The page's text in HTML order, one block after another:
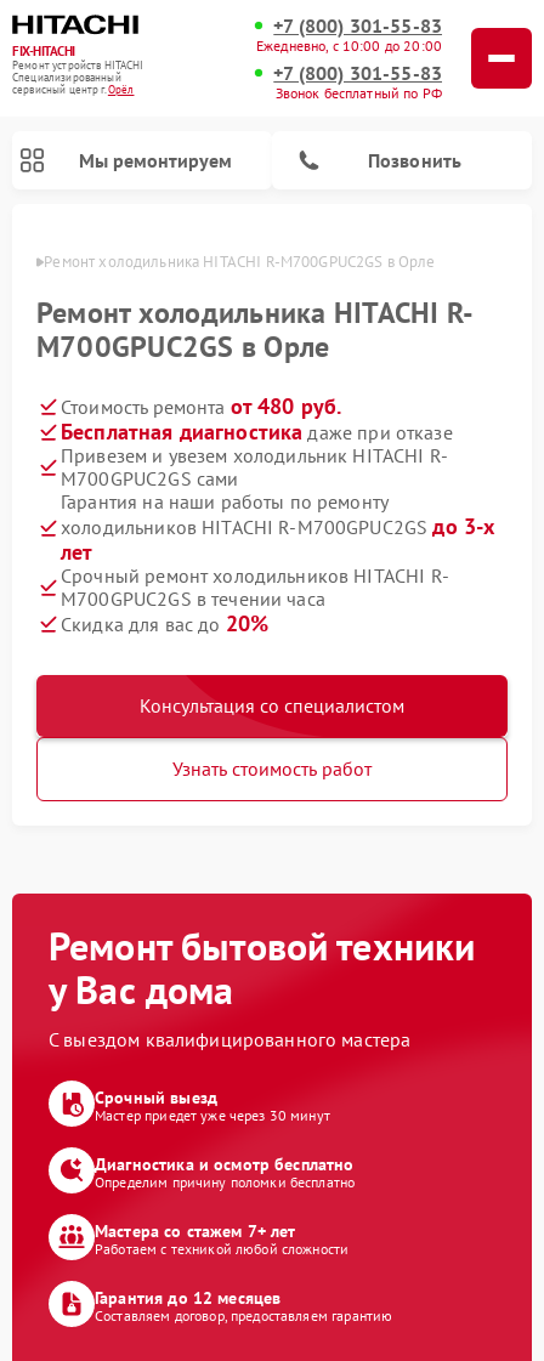
FIX-HITACHI
Ремонт устройств HITACHI
Специализированный
cервисный центр г.Орёл
+7 (800) 301-55-83
Ежедневно, с 10:00 до 20:00
+7 (800) 301-55-83
Звонок бесплатный по РФ
Мы ремонтируем Позвонить
Ремонт холодильника HITACHI R-M700GPUC2GS в Орле
Ремонт холодильника HITACHI R-
M700GPUC2GS в Орле
Стоимость ремонта от 480 руб.
Бесплатная диагностика даже при отказе
Привезем и увезем холодильник HITACHI R-
M700GPUC2GS сами
Гарантия на наши работы по ремонту
холодильников HITACHI R-M700GPUC2GSдо 3-х
лет
Срочный ремонт холодильников HITACHI R-
M700GPUC2GS в течении часа
Скидка для вас до 20%
Консультация со специалистом
Узнать стоимость работ
Ремонт бытовой техники
у Вас дома
С выездом квалифицированного мастера
Срочный выезд
Мастер приедет уже через 30 минут
Диагностика и осмотр бесплатно
Определим причину поломки бесплатно
Мастера со стажем 7+ лет
Работаем с техникой любой сложности
Гарантия до 12 месяцев
Составляем договор, предоставляем гарантию